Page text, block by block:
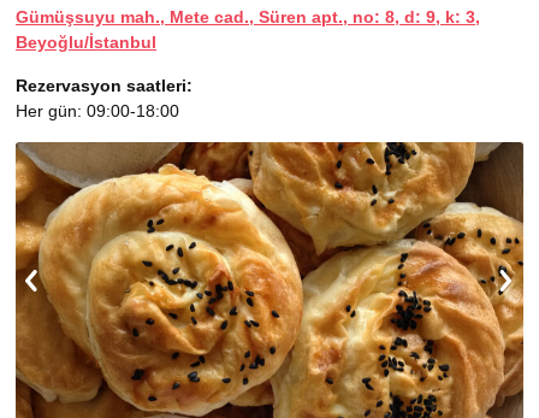
Gümüşsuyu mah., Mete cad., Süren apt., no: 8, d: 9, k: 3,
Beyoğlu/İstanbul
Rezervasyon saatleri:
Her gün: 09:00-18:00